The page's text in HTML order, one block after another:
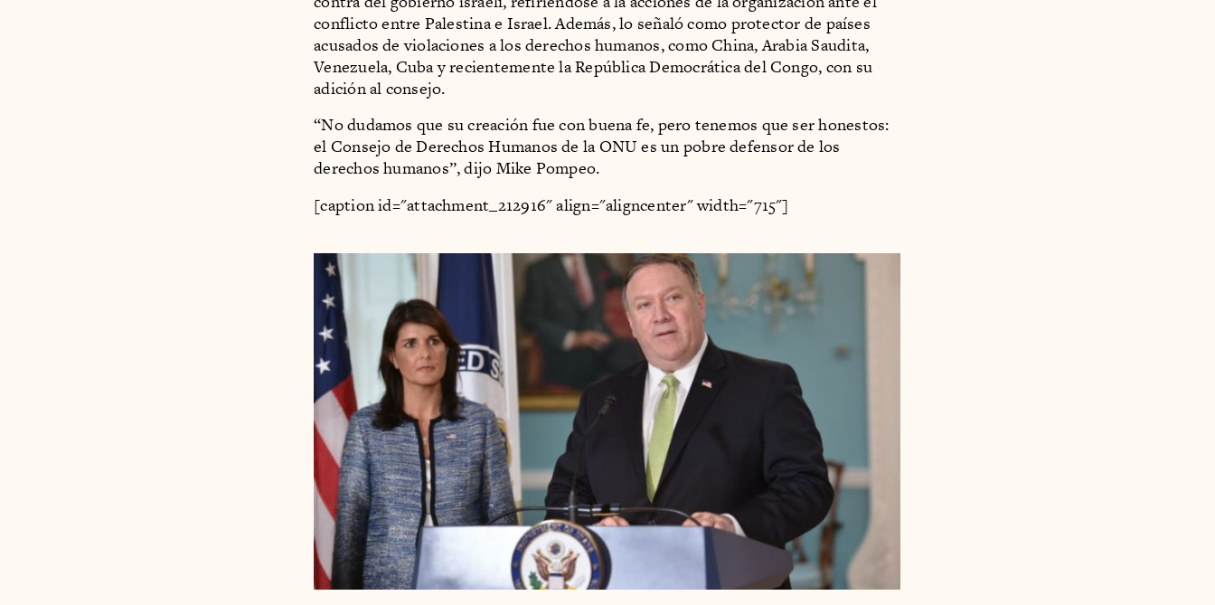
conflicto entre Palestina e Israel. Además, lo señaló como protector de países
acusados de violaciones a los derechos humanos, como China, Arabia Saudita,
Venezuela, Cuba y recientemente la República Democrática del Congo, con su
adición al consejo.
“No dudamos que su creación fue con buena fe, pero tenemos que ser honestos:
el Consejo de Derechos Humanos de la ONU es un pobre defensor de los
derechos humanos”, dijo Mike Pompeo.
[caption id="attachment_212916" align="aligncenter" width="715"]